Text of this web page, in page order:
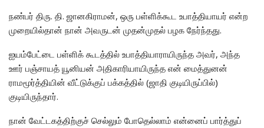
நண்பர் திரு. தி. ஜானகிராமன், ஒரு பள்ளிக்கூட உபாத்தியாயர் என்ற
முறையில்தான் நான் அவருடன் முதன்முதல் பழக நேர்ந்தது.
ஐயம்பேட்டை பள்ளிக் கூடத்தில் உபாத்தியாராயிருந்த அவர், அந்த
ஊர் பஞ்சாயத் யூனியன் அதிகாரியாயிருந்த என் மைத்துனன்
ராமமூர்த்தியின் வீட்டுக்குப் பக்கத்தில் (ஜாதி குடியிருப்பில்)
குடியிருந்தார்.
நான் வேட்டகத்திற்குச் செல்லும் போதெல்லாம் என்னைப் பார்த்துப்